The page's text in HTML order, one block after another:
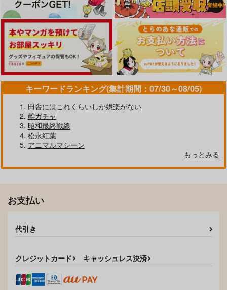
キーワードランキング(集計期間：07/30～08/05)
田舎にはこれくらいしか娯楽がない
雌ガチャ
昭和最終戦線
松永紅葉
アニマルマシーン
もっとみる
お支払い
代引き
クレジットカード キャッシュレス決済